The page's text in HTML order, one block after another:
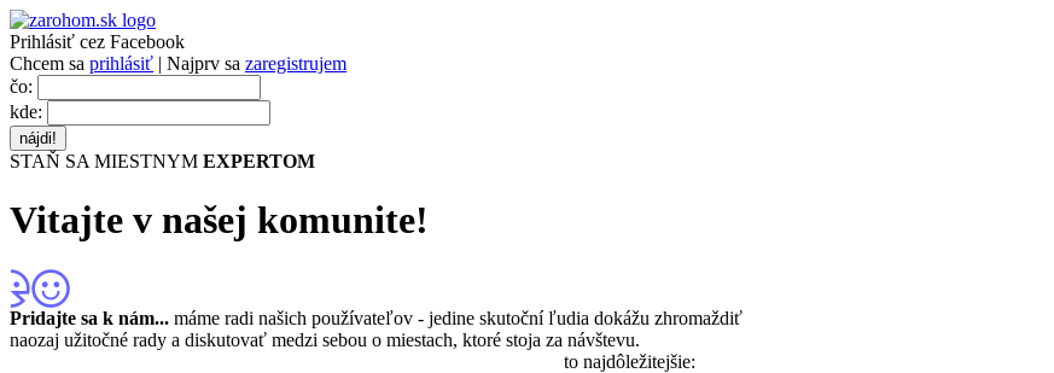
Prihlásiť cez Facebook
Chcem sa prihlásiť | Najprv sa zaregistrujem
čo:
kde:
STAŇ SA MIESTNYM EXPERTOM
Vitajte v našej komunite!
Pridajte sa k nám... máme radi našich používateľov - jedine skutoční ľudia dokážu zhromaždiť
naozaj užitočné rady a diskutovať medzi sebou o miestach, ktoré stoja za návštevu.
to najdôležitejšie: